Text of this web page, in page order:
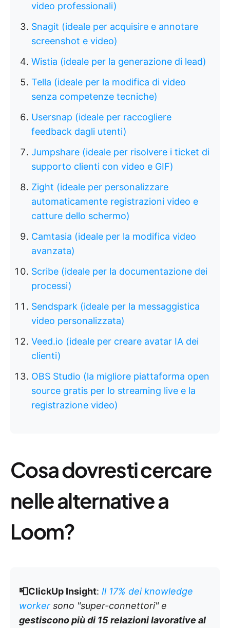
video professionali)
Snagit (ideale per acquisire e annotare
screenshot e video)
Wistia (ideale per la generazione di lead)
Tella (ideale per la modifica di video
senza competenze tecniche)
Usersnap (ideale per raccogliere
feedback dagli utenti)
Jumpshare (ideale per risolvere i ticket di
supporto clienti con video e GIF)
Zight (ideale per personalizzare
automaticamente registrazioni video e
catture dello schermo)
Camtasia (ideale per la modifica video
avanzata)
Scribe (ideale per la documentazione dei
processi)
Sendspark (ideale per la messaggistica
video personalizzata)
Veed.io (ideale per creare avatar IA dei
clienti)
OBS Studio (la migliore piattaforma open
source gratis per lo streaming live e la
registrazione video)
Cosa dovresti cercare
nelle alternative a
Loom?
📮ClickUp Insight: Il 17% dei knowledge
worker sono "super-connettori" e
gestiscono più di 15 relazioni lavorative al